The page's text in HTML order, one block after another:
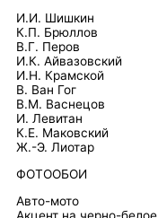
И.И. Шишкин
К.П. Брюллов
В.Г. Перов
И.К. Айвазовский
И.Н. Крамской
В. Ван Гог
В.М. Васнецов
И. Левитан
К.Е. Маковский
Ж.-Э. Лиотар
ФОТООБОИ
Авто-мото
Акцент на черно-белое